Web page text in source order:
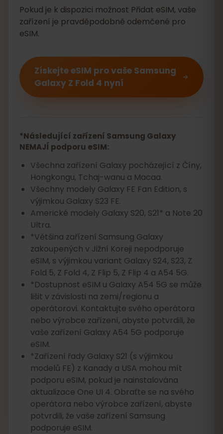
Pokud je k dispozici možnost Přidat eSIM, vaše
zařízení je pravděpodobně odemčené pro
eSIM.
Získejte eSIM pro vaše Samsung
Galaxy Z Fold 4 nyní
*Následující zařízení Samsung Galaxy
NEMAJÍ podporu eSIM:
Všechna zařízení Galaxy pocházející z Číny,
Hongkongu, Tchaj-wanu a Macaa.
Všechny modely Galaxy FE Fan Edition, s
výjimkou Galaxy S23 FE.
Americké modely Galaxy S20, S21* a Note 20
Ultra.
*Většina zařízení Samsung Galaxy
zakoupených v Jižní Koreji nepodporuje
eSIM, s výjimkou variant Galaxy S24, S23, Z
Fold 5, Z Fold 4, Z Flip 5, Z Flip 4 a A54 5G.
*Dostupnost eSIM u Galaxy A54 5G se může
lišit v závislosti na zemi/regionu a
operátorovi. Kontaktujte svého operátora
nebo výrobce zařízení, abyste potvrdili, že
vaše zařízení Galaxy A54 5G podporuje
eSIM.
*Zařízení řady Galaxy S21 (s výjimkou
modelů FE) z Kanady a USA mohou mít
podporu eSIM, pokud je nainstalována
aktualizace One UI 4. Obraťte se na svého
operátora nebo výrobce zařízení, abyste
potvrdili, že vaše zařízení Samsung
podporuje eSIM.